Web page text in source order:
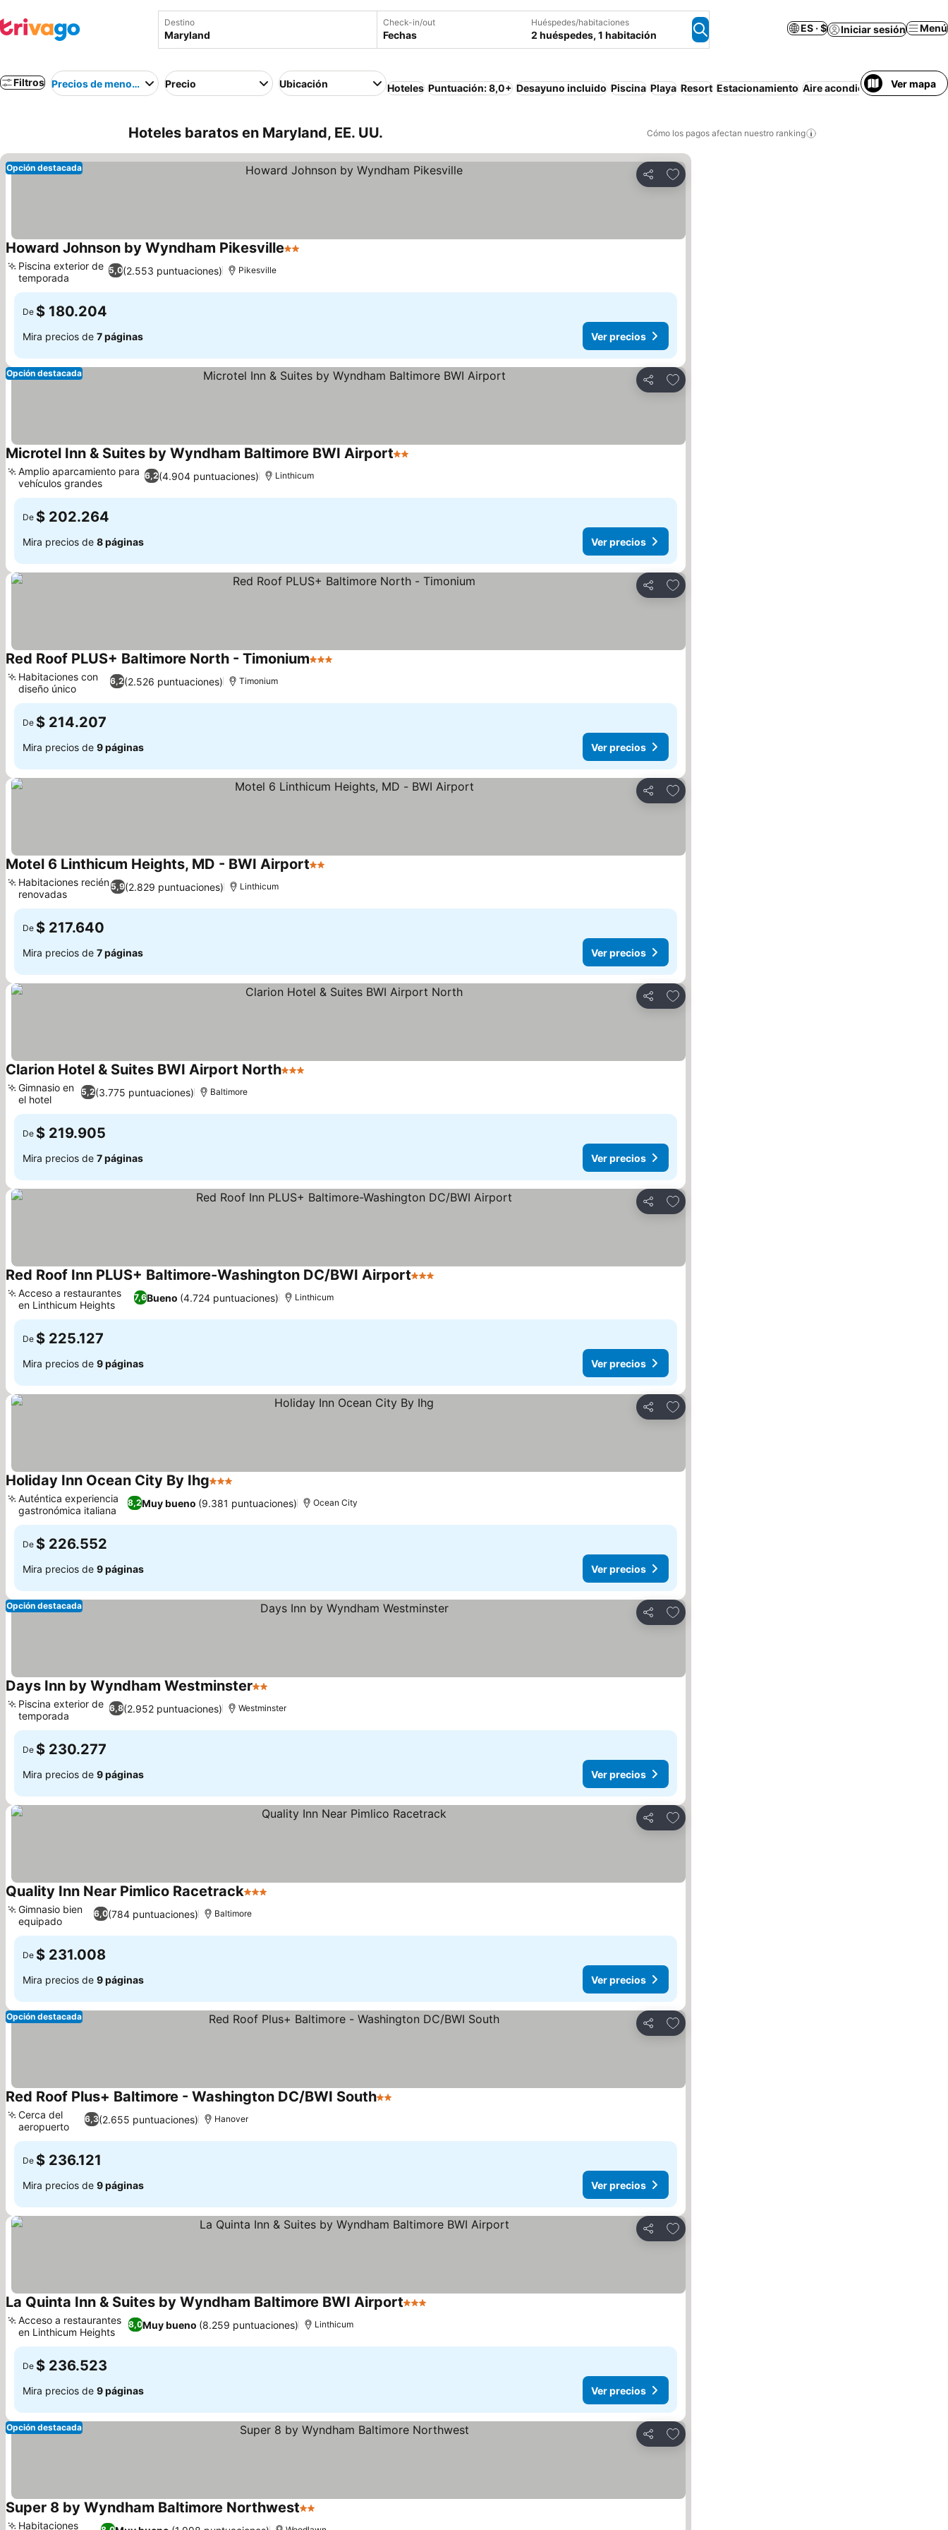
Destino Check-in/out
Fechas
Huéspedes/habitaciones
2 huéspedes, 1 habitación
ES · $ Iniciar sesión Menú
Filtros Precios de menor a mayorPrecio Ubicación Hoteles Puntuación: 8,0+ Desayuno incluido Piscina Playa Resort Estacionamiento Aire acondicionadoVer mapa
Hoteles baratos en Maryland, EE. UU. Cómo los pagos afectan nuestro ranking
Compartir
Agregar a favoritos
Opción destacada
Howard Johnson by Wyndham Pikesville2 Estrellas
5,0(2.553 puntuaciones)
Piscina exterior de
temporada
Pikesville
De $ 180.204
Mira precios de 7 páginas Ver precios
Compartir
Agregar a favoritos
Opción destacada
Microtel Inn & Suites by Wyndham Baltimore BWI Airport2 Estrellas
6,2(4.904 puntuaciones)
Amplio aparcamiento para
vehículos grandes
Linthicum
De $ 202.264
Mira precios de 8 páginas Ver precios
Compartir
Agregar a favoritos
Red Roof PLUS+ Baltimore North - Timonium3 Estrellas
6,2(2.526 puntuaciones)
Habitaciones con
diseño único
Timonium
De $ 214.207
Mira precios de 9 páginas Ver precios
Compartir
Agregar a favoritos
Motel 6 Linthicum Heights, MD - BWI Airport2 Estrellas
5,9(2.829 puntuaciones)
Habitaciones recién
renovadas
Linthicum
De $ 217.640
Mira precios de 7 páginas Ver precios
Compartir
Agregar a favoritos
Clarion Hotel & Suites BWI Airport North3 Estrellas
5,2(3.775 puntuaciones)
Gimnasio en
el hotel
Baltimore
De $ 219.905
Mira precios de 7 páginas Ver precios
Compartir
Agregar a favoritos
Red Roof Inn PLUS+ Baltimore-Washington DC/BWI Airport3 Estrellas
7,6Bueno (4.724 puntuaciones)
Acceso a restaurantes
en Linthicum Heights
Linthicum
De $ 225.127
Mira precios de 9 páginas Ver precios
Compartir
Agregar a favoritos
Holiday Inn Ocean City By Ihg3 Estrellas
8,2Muy bueno (9.381 puntuaciones)
Auténtica experiencia
gastronómica italiana
Ocean City
De $ 226.552
Mira precios de 9 páginas Ver precios
Compartir
Agregar a favoritos
Opción destacada
Days Inn by Wyndham Westminster2 Estrellas
6,8(2.952 puntuaciones)
Piscina exterior de
temporada
Westminster
De $ 230.277
Mira precios de 9 páginas Ver precios
Compartir
Agregar a favoritos
Quality Inn Near Pimlico Racetrack3 Estrellas
6,0(784 puntuaciones)
Gimnasio bien
equipado
Baltimore
De $ 231.008
Mira precios de 9 páginas Ver precios
Compartir
Agregar a favoritos
Opción destacada
Red Roof Plus+ Baltimore - Washington DC/BWI South2 Estrellas
6,3(2.655 puntuaciones)
Cerca del
aeropuerto
Hanover
De $ 236.121
Mira precios de 9 páginas Ver precios
Compartir
Agregar a favoritos
La Quinta Inn & Suites by Wyndham Baltimore BWI Airport3 Estrellas
8,0Muy bueno (8.259 puntuaciones)
Acceso a restaurantes
en Linthicum Heights
Linthicum
De $ 236.523
Mira precios de 9 páginas Ver precios
Compartir
Agregar a favoritos
Opción destacada
Super 8 by Wyndham Baltimore Northwest2 Estrellas
Habitaciones